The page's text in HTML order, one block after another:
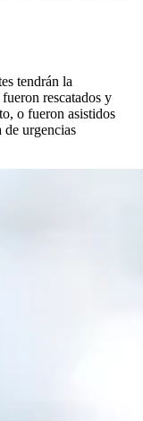
tendrán la
rescatados y
o fueron asistidos
de urgencias